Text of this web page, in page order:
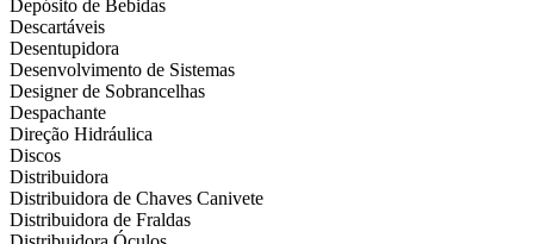
Depósito de Bebidas
Descartáveis
Desentupidora
Desenvolvimento de Sistemas
Designer de Sobrancelhas
Despachante
Direção Hidráulica
Discos
Distribuidora
Distribuidora de Chaves Canivete
Distribuidora de Fraldas